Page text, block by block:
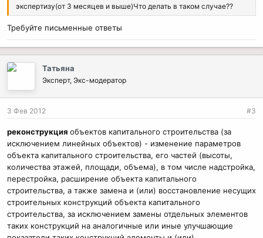
экспертизу(от 3 месяцев и выше)Что делать в таком случае??
Требуйте письменные ответы
Татьяна
Эксперт, Экс-модератор
3 Фев 2012 #3
реконструкция объектов капитального строительства (за
исключением линейных объектов) - изменение параметров
объекта капитального строительства, его частей (высоты,
количества этажей, площади, объема), в том числе надстройка,
перестройка, расширение объекта капитального
строительства, а также замена и (или) восстановление несущих
строительных конструкций объекта капитального
строительства, за исключением замены отдельных элементов
таких конструкций на аналогичные или иные улучшающие